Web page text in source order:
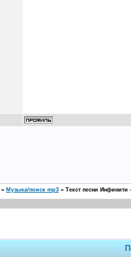
» Музыка/поиск mp3 » Текст песни